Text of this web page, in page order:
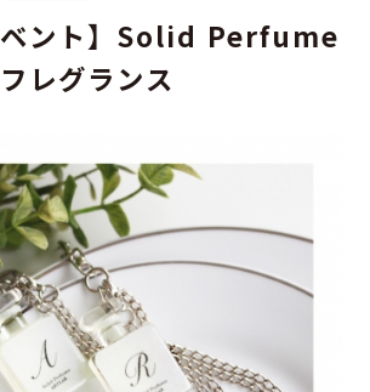
ベント】Solid Perfume
レグランス